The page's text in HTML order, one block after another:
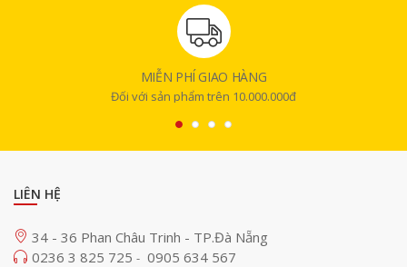
MIỄN PHÍ GIAO HÀNG
Đối với sản phẩm trên 10.000.000đ
LIÊN HỆ
34 - 36 Phan Châu Trinh - TP.Đà Nẵng
0236 3 825 725 - 0905 634 567